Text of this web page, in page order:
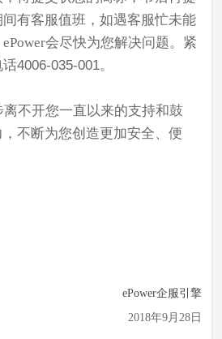
有客服值班，如遇客服忙未能
ePower会尽快为您解决问题。 紧
4006-035-001。
不开您一直以来的支持和鼓
不断为您创造更加安全、便
ePower企服引擎
2018年9月28日